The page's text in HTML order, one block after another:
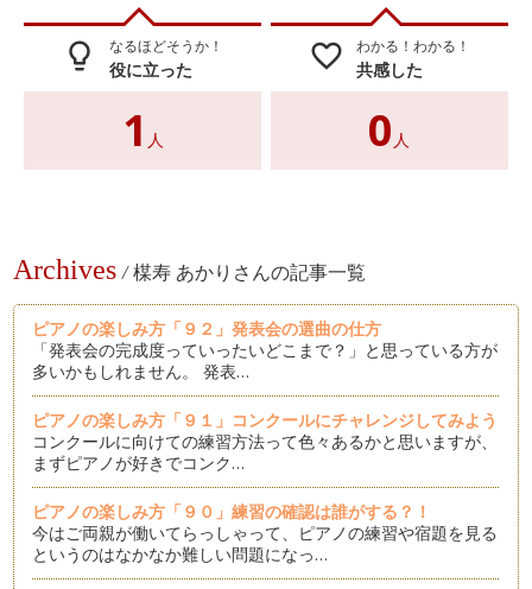
lightbulb_outline なるほどそうか！
役に立った
1 人
favorite_border わかる！わかる！
共感した
0 人
Archives / 楳寿 あかりさんの記事一覧
ピアノの楽しみ方「９２」発表会の選曲の仕方
「発表会の完成度っていったいどこまで？」と思っている方が
多いかもしれません。 発表…
ピアノの楽しみ方「９１」コンクールにチャレンジしてみよう
コンクールに向けての練習方法って色々あるかと思いますが、
まずピアノが好きでコンク…
ピアノの楽しみ方「９０」練習の確認は誰がする？！
今はご両親が働いてらっしゃって、ピアノの練習や宿題を見る
というのはなかなか難しい問題になっ…